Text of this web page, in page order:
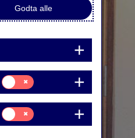
Endre eller fullfør
Mine
Godta alle
Samtykke
til:
Statistikk
Samtykke
til:
Markedsføring